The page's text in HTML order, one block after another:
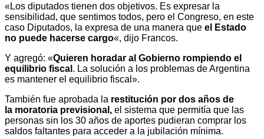
«Los diputados tienen dos objetivos. Es expresar la
sensibilidad, que sentimos todos, pero el Congreso, en este
caso Diputados, la expresa de una manera que el Estado
no puede hacerse cargo«, dijo Francos.
Y agregó: «Quieren horadar al Gobierno rompiendo el
equilibrio fiscal . La solución a los problemas de Argentina
es mantener el equilibrio fiscal».
También fue aprobada la restitución por dos años de
la moratoria previsional, el sistema que permitía que las
personas sin los 30 años de aportes pudieran comprar los
saldos faltantes para acceder a la jubilación mínima.